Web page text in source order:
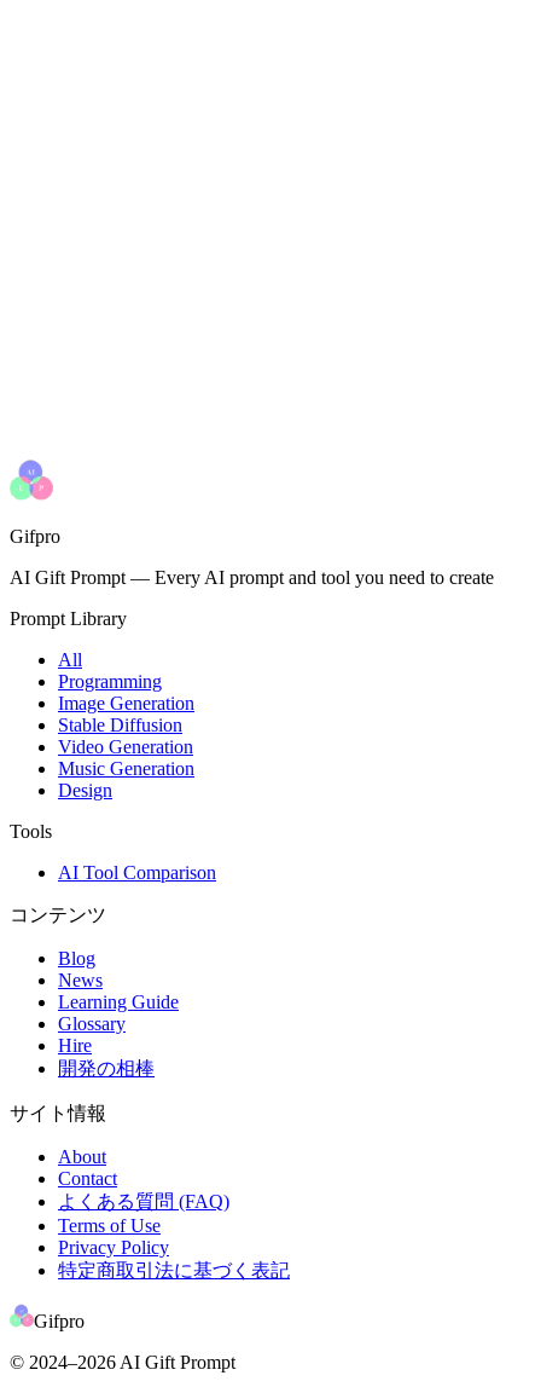
Gifpro
AI Gift Prompt — Every AI prompt and tool you need to create
Prompt Library
All
Programming
Image Generation
Stable Diffusion
Video Generation
Music Generation
Design
Tools
AI Tool Comparison
コンテンツ
Blog
News
Learning Guide
Glossary
Hire
開発の相棒
サイト情報
About
Contact
よくある質問 (FAQ)
Terms of Use
Privacy Policy
特定商取引法に基づく表記
Gifpro
© 2024–2026 AI Gift Prompt